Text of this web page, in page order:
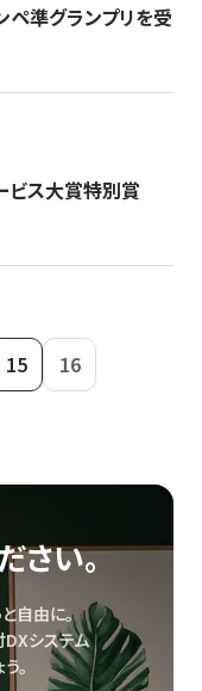
準グランプリを受
ビス大賞特別賞
15 16
さい。
自由に。
システム
。